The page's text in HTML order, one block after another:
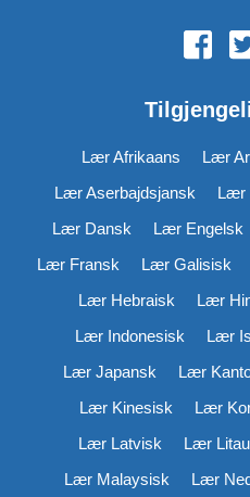
Lær Afrikaans Lær
Lær Aserbajdsjansk
Lær
Lær Dansk
Lær Engelsk
Lær Fransk
Lær Galisisk
Lær Hebraisk
Lær
Lær Indonesisk
Lær
Lær Japansk
Lær
Lær Kinesisk
Lær
Lær Latvisk
Lær
Lær Malaysisk
Lær